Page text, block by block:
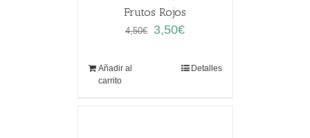
Frutos Rojos
4,50€
El
3,50€El
es:
Añadir al
carrito
Detalles